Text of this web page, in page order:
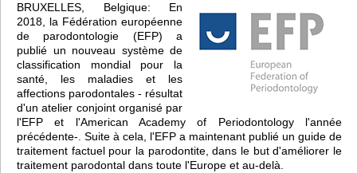
BRUXELLES, Belgique: En
2018, la Fédération européenne
de parodontologie (EFP) a
publié un nouveau système de
classification mondial pour la
santé, les maladies et les
affections parodontales - résultat
d'un atelier conjoint organisé par
l'EFP et l'American Academy of Periodontology l'année
précédente-. Suite à cela, l'EFP a maintenant publié un guide de
traitement factuel pour la parodontite, dans le but d'améliorer le
traitement parodontal dans toute l'Europe et au-delà.